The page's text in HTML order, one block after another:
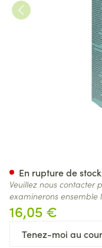
16,05 €
Tenez-moi au
En rupture de stock
Veuillez nous
examinerons ensemble